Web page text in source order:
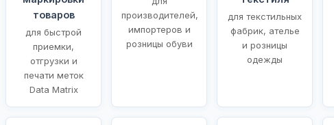
товаров
для быстрой
приемки,
отгрузки и
печати меток
Data Matrix
производителей,
импортеров и
розницы обуви
для текстильных
фабрик, ателье
и розницы
одежды